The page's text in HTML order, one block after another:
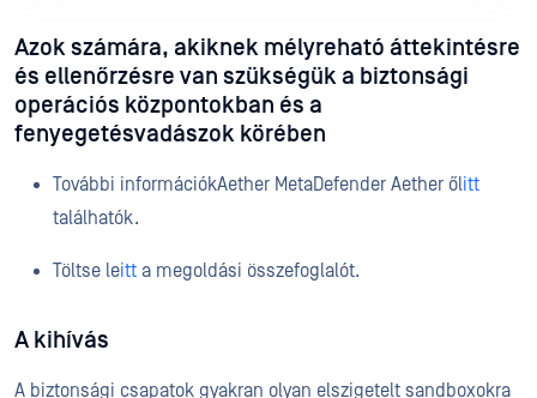
Azok számára, akiknek mélyreható áttekintésre
és ellenőrzésre van szükségük a biztonsági
operációs központokban és a
fenyegetésvadászok körében
További információkAether MetaDefender Aether őlitt
találhatók.
Töltse leitt a megoldási összefoglalót.
A kihívás
A biztonsági csapatok gyakran olyan elszigetelt sandboxokra